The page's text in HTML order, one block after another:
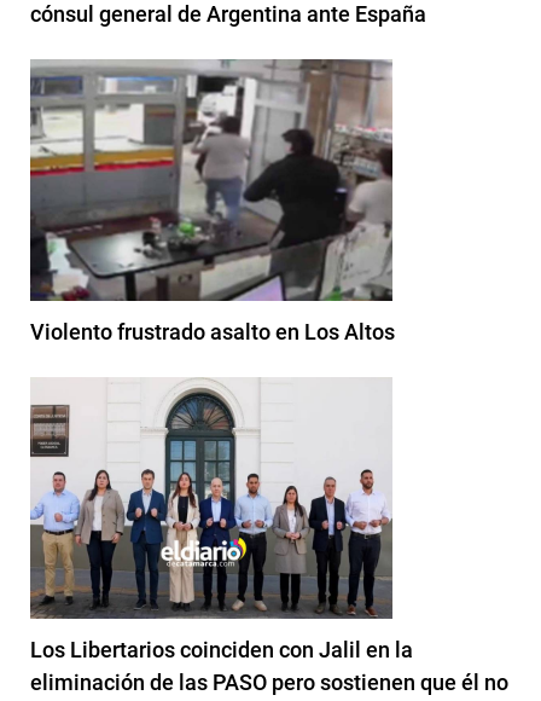
cónsul general de Argentina ante España
Violento frustrado asalto en Los Altos
Los Libertarios coinciden con Jalil en la
eliminación de las PASO pero sostienen que él no